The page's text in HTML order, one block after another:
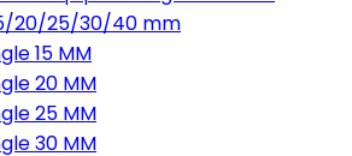
20/25/30/40 mm
15 MM
20 MM
25 MM
30 MM